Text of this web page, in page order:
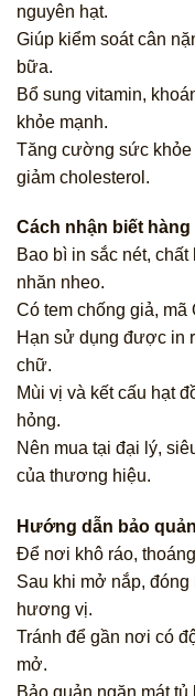
nguyên hạt.
Giúp kiểm soát cân
bữa.
Bổ sung vitamin,
khỏe mạnh.
Tăng cường sức khỏe
giảm cholesterol.
Cách nhận biết
Bao bì in sắc nét,
nhăn nheo.
Có tem chống giả, mã
Hạn sử dụng được in
chữ.
Mùi vị và kết cấu hạt
hỏng.
Nên mua tại đại lý,
của thương hiệu.
Hướng dẫn bảo quản
Để nơi khô ráo,
Sau khi mở nắp,
hương vị.
Tránh để gần nơi có
mở.